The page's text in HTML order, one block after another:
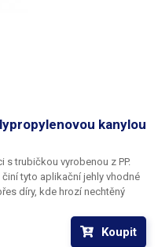
kanylou
s trubičkou vyrobenou z PP.
tyto aplikační jehly vhodné
díry, kde hrozí nechtěný
kontaktem s hrotem
Koupit